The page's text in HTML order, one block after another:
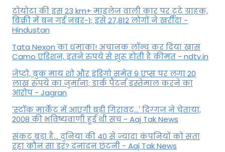
टोयोटा की इस 23 km+ माइलेज वाली कार पर टूटे ग्राहक,
बिक्री में बन गई नंबर-1; इसे 27,812 लोगों ने खरीदा -
Hindustan
Tata Nexon का धमाका! अचानक लॉन्च कर दिया खास
Camo एडिशन, इतने रुपये से शुरू होती है कीमत - ndtv.in
जेप्टो, बुक माय शो और इंडिगो समेत 9 एप्स पर लगा 20
लाख रुपये का जुर्माना; डार्क पैटर्न इस्तेमाल करने का
आरोप - Jagran
'स्‍टॉक मार्केट में आएगी बड़ी गिरावट...' दिग्‍गज ने चेताया,
2008 की भविष्यवाणी हुई थी सच - Aaj Tak News
संकट बड़ा है... दुनिया की 40 से ज्यादा कंपनियों को सता
रहा कौन सा डर? दनादन छंटनी - Aaj Tak News